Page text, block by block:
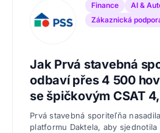
Finance
AI &
Zákaznická
Jak Prvá stavebná
odbaví přes 4 500
se špičkovým CSAT
platformě Daktela?
Prvá stavebná sporiteľňa
platformu Daktela, aby sjednotila